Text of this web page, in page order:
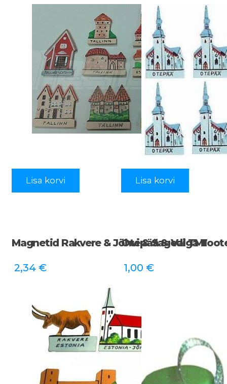
Lisa korvi Lisa korvi
Magnetid Rakvere & Jõhvi & Sagedi TM1
2,34 €
Otepää & Valga
1,00 €